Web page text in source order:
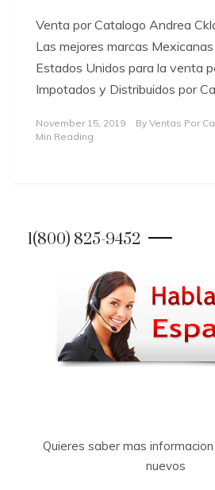
Venta por Catalogo Andrea
Las mejores marcas
Estados Unidos para la venta
Impotados y Distribuidos por
November 15, 2019 By Ventas Por
Min Reading
1(800) 825-9452
Quieres saber mas
nuevos